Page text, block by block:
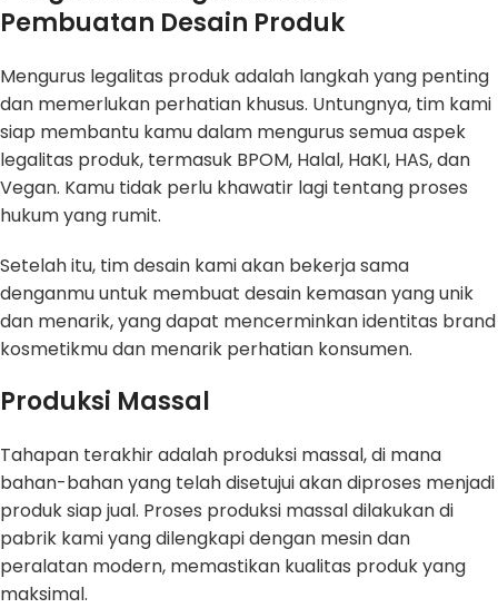
Pembuatan Desain Produk
Mengurus legalitas produk adalah langkah yang penting
dan memerlukan perhatian khusus. Untungnya, tim kami
siap membantu kamu dalam mengurus semua aspek
legalitas produk, termasuk BPOM, Halal, HaKI, HAS, dan
Vegan. Kamu tidak perlu khawatir lagi tentang proses
hukum yang rumit.
Setelah itu, tim desain kami akan bekerja sama
denganmu untuk membuat desain kemasan yang unik
dan menarik, yang dapat mencerminkan identitas brand
kosmetikmu dan menarik perhatian konsumen.
Produksi Massal
Tahapan terakhir adalah produksi massal, di mana
bahan-bahan yang telah disetujui akan diproses menjadi
produk siap jual. Proses produksi massal dilakukan di
pabrik kami yang dilengkapi dengan mesin dan
peralatan modern, memastikan kualitas produk yang
maksimal.